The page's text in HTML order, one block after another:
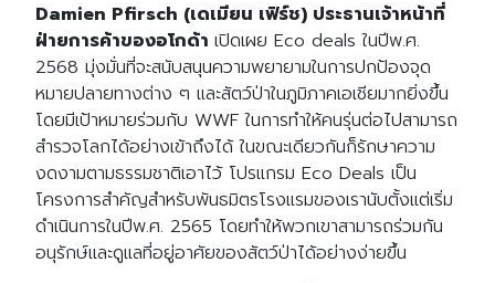
Search
for: Search
Damien Pfirsch (เดเมียน เฟิร์ช) ประธานเจ้าหน้าที่
ฝ่ายการค้าของอโกด้า เปิดเผย Eco deals ในปีพ.ศ.
2568 มุ่งมั่นที่จะสนับสนุนความพยายามในการปกป้องจุด
หมายปลายทางต่าง ๆ และสัตว์ป่าในภูมิภาคเอเชียมากยิ่งขึ้น
โดยมีเป้าหมายร่วมกับ WWF ในการทำให้คนรุ่นต่อไปสามารถ
สำรวจโลกได้อย่างเข้าถึงได้ ในขณะเดียวกันก็รักษาความ
งดงามตามธรรมชาติเอาไว้ โปรแกรม Eco Deals เป็น
โครงการสำคัญสำหรับพันธมิตรโรงแรมของเรานับตั้งแต่เริ่ม
ดำเนินการในปีพ.ศ. 2565 โดยทำให้พวกเขาสามารถร่วมกัน
อนุรักษ์และดูแลที่อยู่อาศัยของสัตว์ป่าได้อย่างง่ายขึ้น